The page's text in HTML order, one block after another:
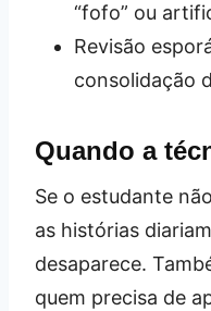
“fofo” ou
Revisão
consolidação
Quando a
Se o estudante
as histórias
desaparece.
quem precisa de